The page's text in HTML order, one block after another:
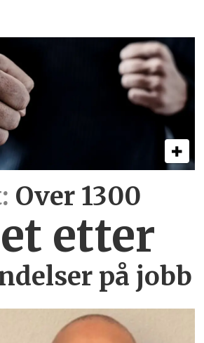
Over 1300
etter
på jobb